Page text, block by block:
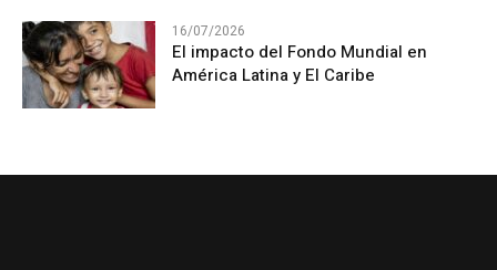
16/07/2026
El impacto del Fondo Mundial en
América Latina y El Caribe